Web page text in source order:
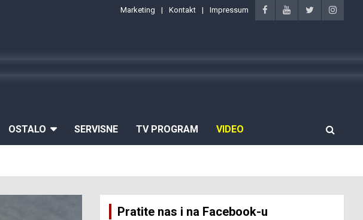
Marketing Kontakt Impressum
OSTALO SERVISNE TV PROGRAM VIDEO
Pratite nas i na Facebook-u